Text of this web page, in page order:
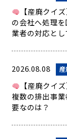
【産廃クイ
の会社へ処理
業者の対応と
2026.08.08
【産廃クイ
複数の排出事
要なのは？